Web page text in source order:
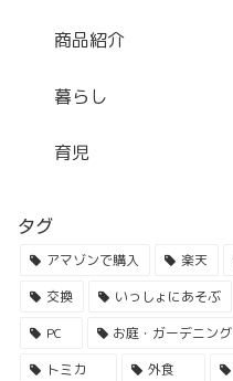
商品紹介
暮らし
育児
タグ
アマゾンで購入 楽天
交換
いっしょにあそぶ
PC
お庭・ガーデニング
トミカ
外食